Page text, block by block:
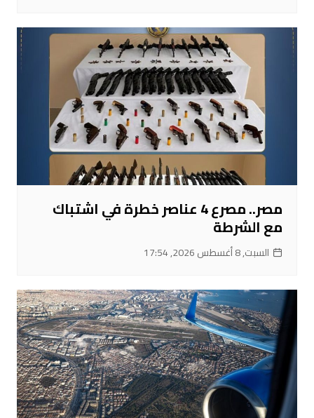
مصر.. مصرع 4 عناصر خطرة في اشتباك
مع الشرطة
السبت, 8 أغسطس 2026, 17:54